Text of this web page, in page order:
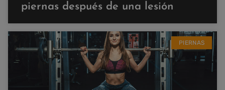
piernas después de una lesión
PIERNAS